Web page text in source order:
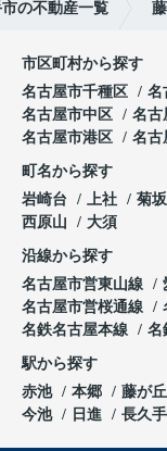
の不動産一覧
市区町村から探す
名古屋市千種区
名
名古屋市中区
名古
名古屋市港区
名古
町名から探す
岩崎台
上社 菊坂
西原山
大須
沿線から探す
名古屋市営東山線
名古屋市営桜通線
名鉄名古屋本線
名
駅から探す
赤池
本郷 藤が丘
今池
日進 長久